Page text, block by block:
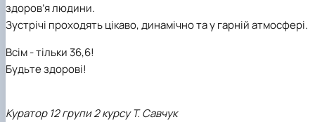
здоров’я людини.
Зустрічі проходять цікаво, динамічно та у гарній атмосфері.
Всім - тільки 36,6!
Будьте здорові!
Куратор 12 групи 2 курсу Т. Савчук